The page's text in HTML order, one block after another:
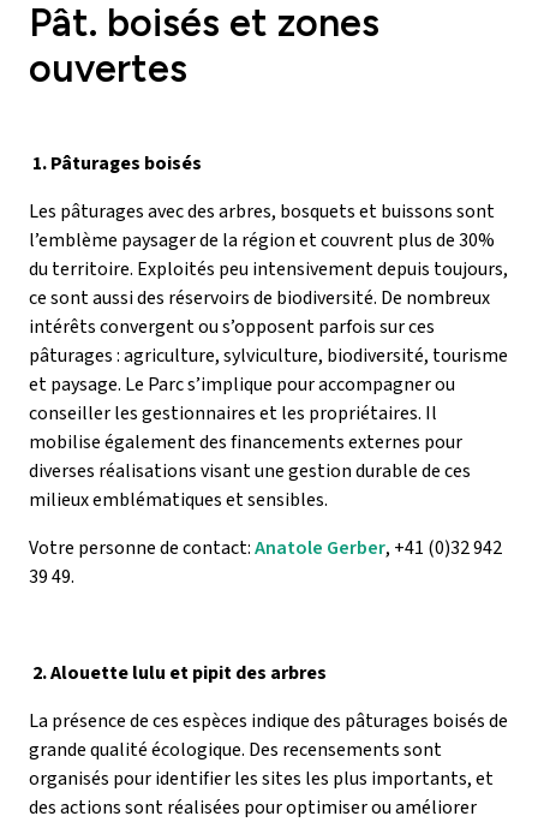
Pât. boisés et zones
ouvertes
1. Pâturages boisés
Les pâturages avec des arbres, bosquets et buissons sont
l’emblème paysager de la région et couvrent plus de 30%
du territoire. Exploités peu intensivement depuis toujours,
ce sont aussi des réservoirs de biodiversité. De nombreux
intérêts convergent ou s’opposent parfois sur ces
pâturages : agriculture, sylviculture, biodiversité, tourisme
et paysage. Le Parc s’implique pour accompagner ou
conseiller les gestionnaires et les propriétaires. Il
mobilise également des financements externes pour
diverses réalisations visant une gestion durable de ces
milieux emblématiques et sensibles.
Votre personne de contact:Anatole Gerber, +41 (0)32 942
39 49.
2. Alouette lulu et pipit des arbres
La présence de ces espèces indique des pâturages boisés de
grande qualité écologique. Des recensements sont
organisés pour identifier les sites les plus importants, et
des actions sont réalisées pour optimiser ou améliorer